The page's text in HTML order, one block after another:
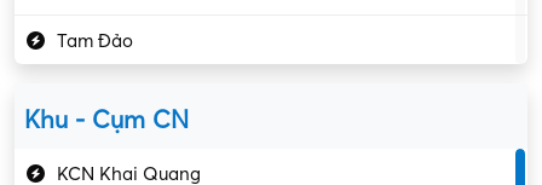
Kiểm soát chất lượng
Kỹ sư cơ khí
Kỹ sư điện
Tam Đảo
Khu - Cụm CN
KCN Khai Quang